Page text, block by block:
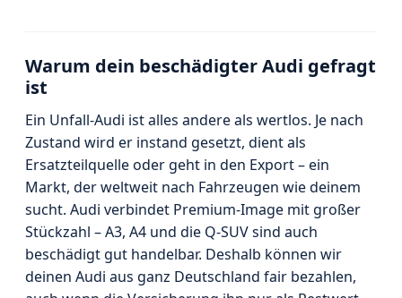
Warum dein beschädigter Audi gefragt
ist
Ein Unfall-Audi ist alles andere als wertlos. Je nach
Zustand wird er instand gesetzt, dient als
Ersatzteilquelle oder geht in den Export – ein
Markt, der weltweit nach Fahrzeugen wie deinem
sucht. Audi verbindet Premium-Image mit großer
Stückzahl – A3, A4 und die Q-SUV sind auch
beschädigt gut handelbar. Deshalb können wir
deinen Audi aus ganz Deutschland fair bezahlen,